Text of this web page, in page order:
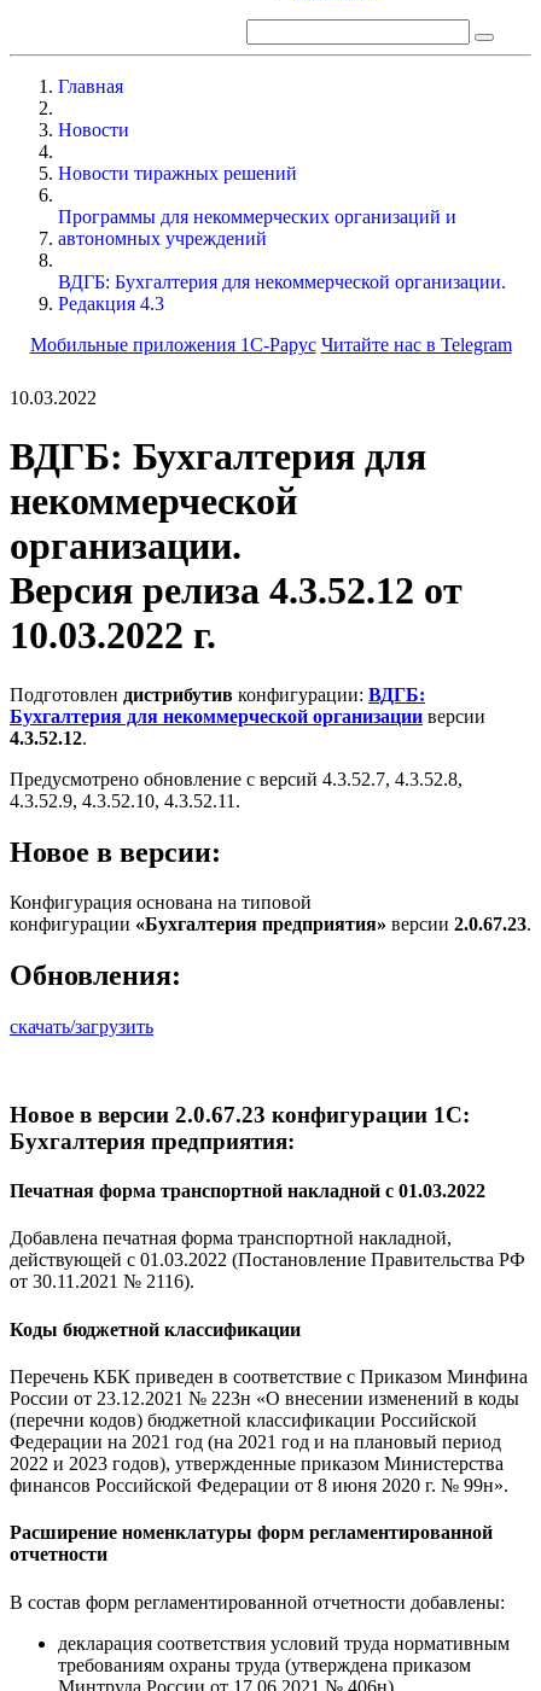
Главная
Новости
Новости тиражных решений
Программы для некоммерческих организаций и
автономных учреждений
ВДГБ: Бухгалтерия для некоммерческой организации.
Редакция 4.3
Мобильные приложения 1С-Рарус Читайте нас в Telegram
10.03.2022
ВДГБ: Бухгалтерия для
некоммерческой
организации.
Версия релиза 4.3.52.12 от
10.03.2022 г.
Подготовлен дистрибутив конфигурации: ВДГБ:
Бухгалтерия для некоммерческой организации версии
4.3.52.12.
Предусмотрено обновление с версий 4.3.52.7, 4.3.52.8,
4.3.52.9, 4.3.52.10, 4.3.52.11.
Новое в версии:
Конфигурация основана на типовой
конфигурации «Бухгалтерия предприятия» версии 2.0.67.23.
Обновления:
скачать/загрузить
Новое в версии 2.0.67.23 конфигурации 1С:
Бухгалтерия предприятия:
Печатная форма транспортной накладной c 01.03.2022
Добавлена печатная форма транспортной накладной,
действующей с 01.03.2022 (Постановление Правительства РФ
от 30.11.2021 № 2116).
Коды бюджетной классификации
Перечень КБК приведен в соответствие с Приказом Минфина
России от 23.12.2021 № 223н «О внесении изменений в коды
(перечни кодов) бюджетной классификации Российской
Федерации на 2021 год (на 2021 год и на плановый период
2022 и 2023 годов), утвержденные приказом Министерства
финансов Российской Федерации от 8 июня 2020 г. № 99н».
Расширение номенклатуры форм регламентированной
отчетности
В состав форм регламентированной отчетности добавлены:
декларация соответствия условий труда нормативным
требованиям охраны труда (утверждена приказом
Минтруда России от 17.06.2021 № 406н).